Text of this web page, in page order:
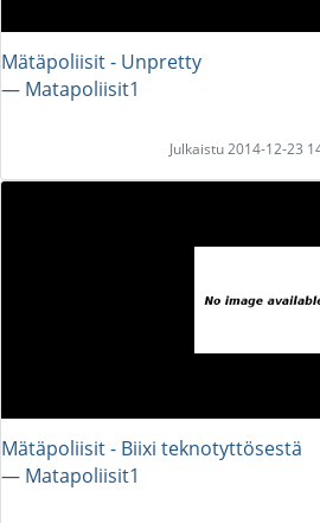
Mätäpoliisit - Unpretty
― Matapoliisit1
Julkaistu 2014-12-23
Mätäpoliisit - Biixi teknotyttösestä
― Matapoliisit1